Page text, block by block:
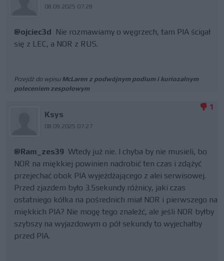
08.09.2025 07:28
@ojciec3d Nie rozmawiamy o węgrzech, tam PIA ścigał
się z LEC, a NOR z RUS.
Przejdź do wpisu McLaren z podwójnym podium i kuriozalnym
poleceniem zespołowym
Ksys
08.09.2025 07:27
1
@Ram_zes39 Wtedy już nie. I chyba by nie musieli, bo
NOR na miękkiej powinien nadrobić ten czas i zdążyć
przejechać obok PIA wyjeżdżającego z alei serwisowej.
Przed zjazdem było 3.5sekundy różnicy, jaki czas
ostatniego kółka na pośrednich miał NOR i pierwszego na
miękkich PIA? Nie mogę tego znaleźć, ale jeśli NOR byłby
szybszy na wyjazdowym o pół sekundy to wyjechałby
przed PIA.